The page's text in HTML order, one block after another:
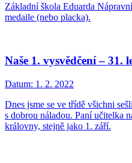
Základní škola Eduarda
medaile (nebo placka).
Naše 1. vysvědčení – 31.
Datum: 1. 2. 2022
Dnes jsme se ve třídě všichni
s dobrou náladou. Paní učitelka
královny, stejně jako 1. září.